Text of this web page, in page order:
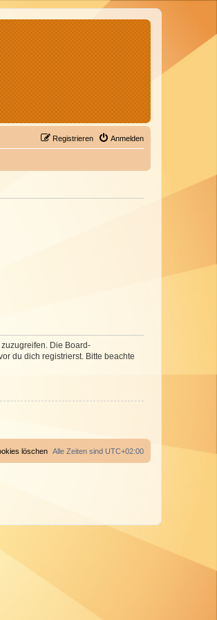
Anmelden
Registrieren
Die Board-
du dich registrierst. Bitte beachte
Alle Zeiten sind UTC+02:00
löschen